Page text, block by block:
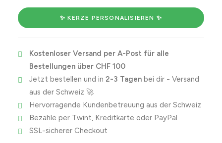
✨ KERZE PERSONALISIEREN ✨
Kostenloser Versand per A-Post für alle
Bestellungen über CHF 100
Jetzt bestellen und in 2-3 Tagenbei dir - Versand
aus der Schweiz 🚀
Hervorragende Kundenbetreuung aus der Schweiz
Bezahle per Twint, Kreditkarte oder PayPal
SSL-sicherer Checkout